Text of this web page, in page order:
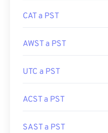
CAT a PST
AWST a PST
UTC a PST
ACST a PST
SAST a PST